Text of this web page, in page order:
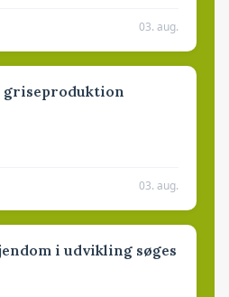
03. aug.
griseproduktion
03. aug.
i udvikling søges